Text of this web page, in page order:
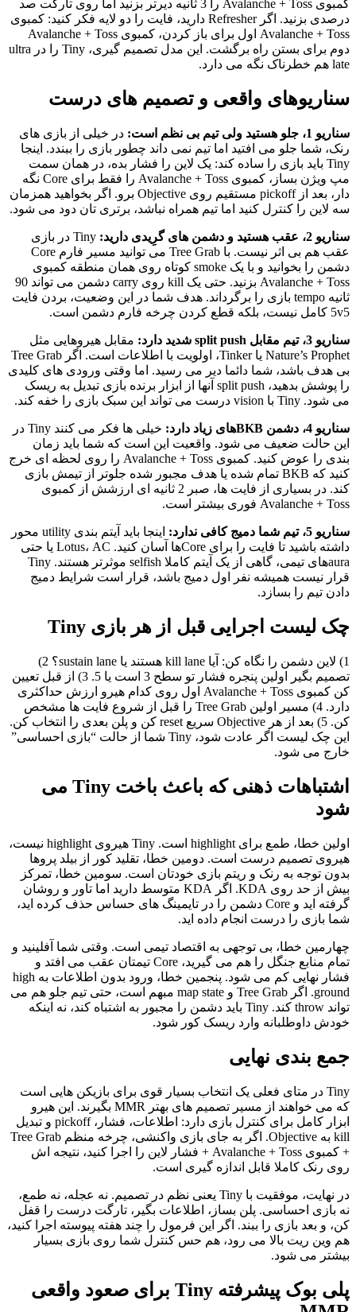
کمبوی Avalanche + Toss را 3 ثانیه دیرتر بزنید اما روی تارگت صد
درصدی بزنید. اگر Refresher دارید، فایت را دو لایه فکر کنید: کمبوی
Avalanche + Toss اول برای باز کردن، کمبوی Avalanche + Toss
دوم برای بستن راه برگشت. این مدل تصمیم گیری، Tiny را در ultra
late هم خطرناک نگه می دارد.
سناریوهای واقعی و تصمیم های درست
سناریو 1، جلو هستید ولی تیم بی نظم است:
در خیلی از بازی های
رنک، شما جلو می افتید اما تیم نمی داند چطور بازی را ببندد. اینجا
Tiny باید بازی را ساده کند: یک لاین را فشار بده، در همان سمت
مپ ویژن بساز، کمبوی Avalanche + Toss را فقط برای Core نگه
دار، بعد از pickoff مستقیم روی Objective برو. اگر بخواهید همزمان
سه لاین را کنترل کنید اما تیم همراه نباشد، برتری تان دود می شود.
سناریو 2، عقب هستید و دشمن های گرِیدی دارید:
Tiny در بازی
عقب هم بی اثر نیست. با Tree Grab می توانید مسیر فارم Core
دشمن را بخوانید و با یک smoke کوتاه روی همان منطقه کمبوی
Avalanche + Toss بزنید. حتی یک kill روی carry دشمن می تواند 90
ثانیه tempo بازی را برگرداند. هدف شما در این وضعیت، بردن فایت
5v5 کامل نیست، بلکه قطع کردن چرخه فارم دشمن است.
سناریو 3، تیم مقابل split push شدید دارد:
مقابل هیروهایی مثل
Nature’s Prophet یا Tinker، اولویت با اطلاعات است. اگر Tree Grab
بی هدف باشد، شما دائما دیر می رسید. اما وقتی ورودی های کلیدی
را پوشش بدهید، split push آنها از ابزار برنده بازی تبدیل به ریسک
می شود. Tiny با vision درست می تواند این سبک بازی را خفه کند.
سناریو 4، دشمن BKBهای زیاد دارد:
خیلی ها فکر می کنند Tiny در
این حالت ضعیف می شود. واقعیت این است که شما باید زمان
بندی را عوض کنید. کمبوی Avalanche + Toss را روی لحظه ای خرج
کنید که BKB تمام شده یا هدف مجبور شده جلوتر از تیمش بازی
کند. در بسیاری از فایت ها، صبر 2 ثانیه ای ارزشش از کمبوی
Avalanche + Toss فوری بیشتر است.
سناریو 5، تیم شما دمیج کافی ندارد:
اینجا باید آیتم بندی utility محور
داشته باشید تا فایت را برای Coreها آسان کنید. Lotus، AC یا حتی
auraهای تیمی، گاهی از یک آیتم کاملا selfish موثرتر هستند. Tiny
قرار نیست همیشه نفر اول دمیج باشد، قرار است شرایط دمیج
دادن تیم را بسازد.
چک لیست اجرایی قبل از هر بازی Tiny
1) لاین دشمن را نگاه کن: آیا kill lane هستند یا sustain lane؟ 2)
تصمیم بگیر اولین پنجره فشار تو سطح 3 است یا 5. 3) از قبل تعیین
کن کمبوی Avalanche + Toss اول روی کدام هیرو ارزش حداکثری
دارد. 4) مسیر اولین Tree Grab را قبل از شروع فایت ها مشخص
کن. 5) بعد از هر Objective سریع reset کن و پلن بعدی را انتخاب کن.
این چک لیست اگر عادت شود، Tiny شما از حالت “بازی احساسی”
خارج می شود.
اشتباهات ذهنی که باعث باخت Tiny می
شود
اولین خطا، طمع برای highlight است. Tiny هیروی highlight نیست،
هیروی تصمیم درست است. دومین خطا، تقلید کور از بیلد پروها
بدون توجه به رنک و ریتم بازی خودتان است. سومین خطا، تمرکز
بیش از حد روی KDA. اگر KDA متوسط دارید اما تاور و روشان
گرفته اید و Core دشمن را در تایمینگ های حساس حذف کرده اید،
شما بازی را درست انجام داده اید.
چهارمین خطا، بی توجهی به اقتصاد تیمی است. وقتی شما آفلینید و
تمام منابع جنگل را هم می گیرید، Core تیمتان عقب می افتد و
فشار نهایی کم می شود. پنجمین خطا، ورود بدون اطلاعات به high
ground. اگر Tree Grab و map state مبهم است، حتی تیم جلو هم می
تواند throw کند. Tiny باید دشمن را مجبور به اشتباه کند، نه اینکه
خودش داوطلبانه وارد ریسک کور شود.
جمع بندی نهایی
Tiny در متای فعلی یک انتخاب بسیار قوی برای بازیکن هایی است
که می خواهند از مسیر تصمیم های بهتر MMR بگیرند. این هیرو
ابزار کامل برای کنترل بازی دارد: اطلاعات، فشار، pickoff و تبدیل
kill به Objective. اگر به جای بازی واکنشی، چرخه منظم Tree Grab
+ کمبوی Avalanche + Toss + فشار لاین را اجرا کنید، نتیجه اش
روی رنک کاملا قابل اندازه گیری است.
در نهایت، موفقیت با Tiny یعنی نظم در تصمیم. نه عجله، نه طمع،
نه بازی احساسی. پلن بساز، اطلاعات بگیر، تارگت درست را قفل
کن، و بعد بازی را ببند. اگر این فرمول را چند هفته پیوسته اجرا کنید،
هم وین ریت بالا می رود، هم حس کنترل شما روی بازی بسیار
بیشتر می شود.
پلی بوک پیشرفته Tiny برای صعود واقعی